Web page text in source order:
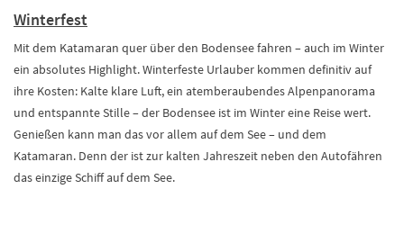
Winterfest
Mit dem Katamaran quer über den Bodensee fahren – auch im Winter
ein absolutes Highlight. Winterfeste Urlauber kommen definitiv auf
ihre Kosten: Kalte klare Luft, ein atemberaubendes Alpenpanorama
und entspannte Stille – der Bodensee ist im Winter eine Reise wert.
Genießen kann man das vor allem auf dem See – und dem
Katamaran. Denn der ist zur kalten Jahreszeit neben den Autofähren
das einzige Schiff auf dem See.